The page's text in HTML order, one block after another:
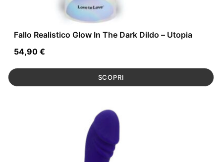
Fallo Realistico Glow In The Dark Dildo – Utopia
54,90 €
SCOPRI